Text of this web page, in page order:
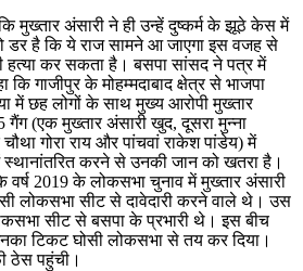
मुख्तार अंसारी ने ही उन्हें दुष्कर्म के झूठे केस में
डर है कि ये राज सामने आ जाएगा इस वजह से
कर सकता है। बसपा सांसद ने पत्र में
गाजीपुर के मोहम्मदाबाद क्षेत्र से भाजपा
में छह लोगों के साथ मुख्य आरोपी मुख्तार
गैंग (एक मुख्तार अंसारी खुद, दूसरा मुन्ना
गोरा राय और पांचवां राकेश पांडेय) में
करने से उनकी जान को खतरा है।
2019 के लोकसभा चुनाव में मुख्तार अंसारी
लोकसभा सीट से दावेदारी करने वाले थे। उस
सीट से बसपा के प्रभारी थे। इस बीच
उनका टिकट घोसी लोकसभा से तय कर दिया।
ठेस पहुंची।